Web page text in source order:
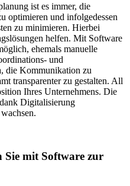
ist es immer, die
optimieren und infolgedessen
zu minimieren. Hierbei
helfen. Mit Software
ehemals manuelle
und
die Kommunikation zu
transparenter zu gestalten. All
Ihres Unternehmens. Die
Digitalisierung
Sie mit Software zur